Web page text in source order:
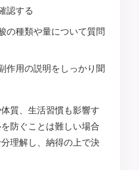
認する
の種類や量について質問
作用の説明をしっかり聞
質、生活習慣も影響す
防ぐことは難しい場合
理解し、納得の上で決